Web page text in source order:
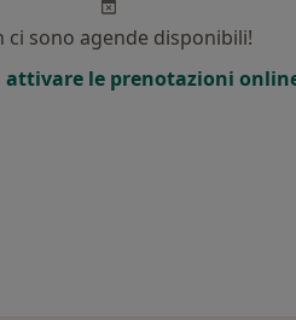
ci sono agende disponibili!
attivare le prenotazioni